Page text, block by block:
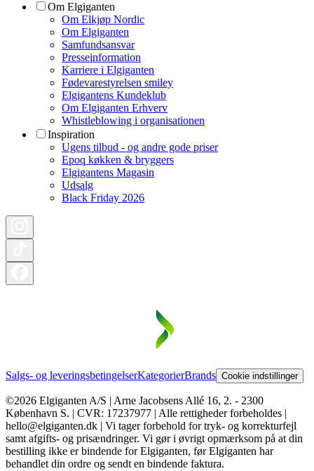
Om Elgiganten
Om Elkjøp Nordic
Om Elgiganten
Samfundsansvar
Presseinformation
Karriere i Elgiganten
Fødevarestyrelsen smiley
Elgigantens Kundeklub
Om Elgiganten Erhverv
Whistleblowing i organisationen
Inspiration
Ugens tilbud - og andre gode priser
Epoq køkken & bryggers
Elgigantens Magasin
Udsalg
Black Friday 2026
Salgs- og leveringsbetingelserKategorierBrands Cookie indstillinger
©2026 Elgiganten A/S | Arne Jacobsens Allé 16, 2. - 2300
København S. | CVR: 17237977 | Alle rettigheder forbeholdes |
hello@elgiganten.dk | Vi tager forbehold for tryk- og korrekturfejl
samt afgifts- og prisændringer. Vi gør i øvrigt opmærksom på at din
bestilling ikke er bindende for Elgiganten, før Elgiganten har
behandlet din ordre og sendt en bindende faktura.